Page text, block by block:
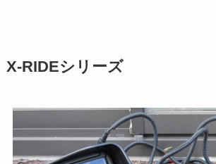
X-RIDEシリーズ